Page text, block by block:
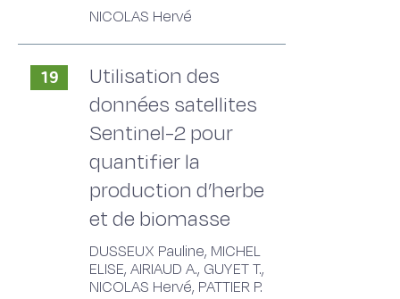
NICOLAS Hervé
19
Utilisation des
données satellites
Sentinel-2 pour
quantifier la
production d’herbe
et de biomasse
DUSSEUX Pauline, MICHEL
ELISE, AIRIAUD A., GUYET T.,
NICOLAS Hervé, PATTIER P.